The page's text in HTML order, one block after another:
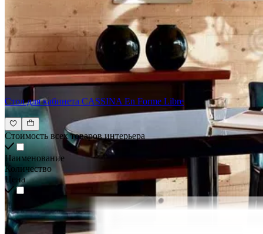
Стол для кабинета CASSINA En Forme Libre
Стоимость всех товаров интерьера
Наименование
Количество
Цена